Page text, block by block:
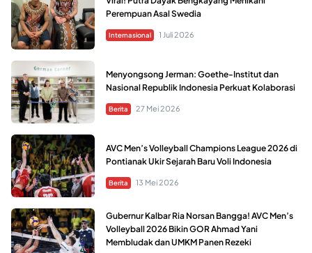
Perempuan Asal Swedia
Internasional 1 Juli 2026
Menyongsong Jerman: Goethe-Institut dan
Nasional Republik Indonesia Perkuat Kolaborasi
Berita 27 Mei 2026
AVC Men’s Volleyball Champions League 2026 di
Pontianak Ukir Sejarah Baru Voli Indonesia
Berita 13 Mei 2026
Gubernur Kalbar Ria Norsan Bangga! AVC Men’s
Volleyball 2026 Bikin GOR Ahmad Yani
Membludak dan UMKM Panen Rezeki